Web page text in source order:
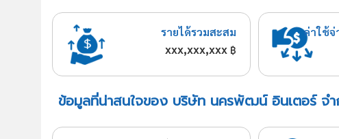
รายได้รวมสะสม
xxx,xxx,xxx ฿
ค่าใช้จ่
ข้อมูลที่น่าสนใจของ บริษัท นครพัฒน์ อินเตอร์ จ